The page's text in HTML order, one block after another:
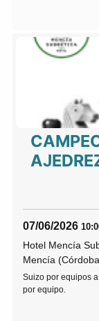
07/06/2026
Hotel Mencía
Mencía
Suizo por equipos
por equipo.